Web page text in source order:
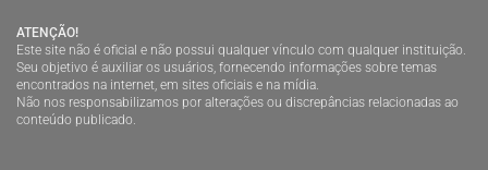
ATENÇÃO!
Este site não é oficial e não possui qualquer vínculo com qualquer instituição.
Seu objetivo é auxiliar os usuários, fornecendo informações sobre temas
encontrados na internet, em sites oficiais e na mídia.
Não nos responsabilizamos por alterações ou discrepâncias relacionadas ao
conteúdo publicado.